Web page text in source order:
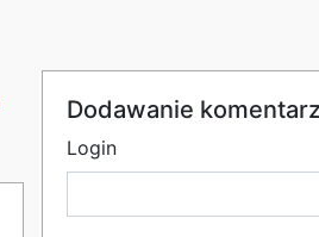
Dodawanie
Login